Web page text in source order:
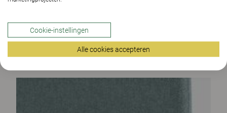
Cookie-instellingen
Alle cookies accepteren